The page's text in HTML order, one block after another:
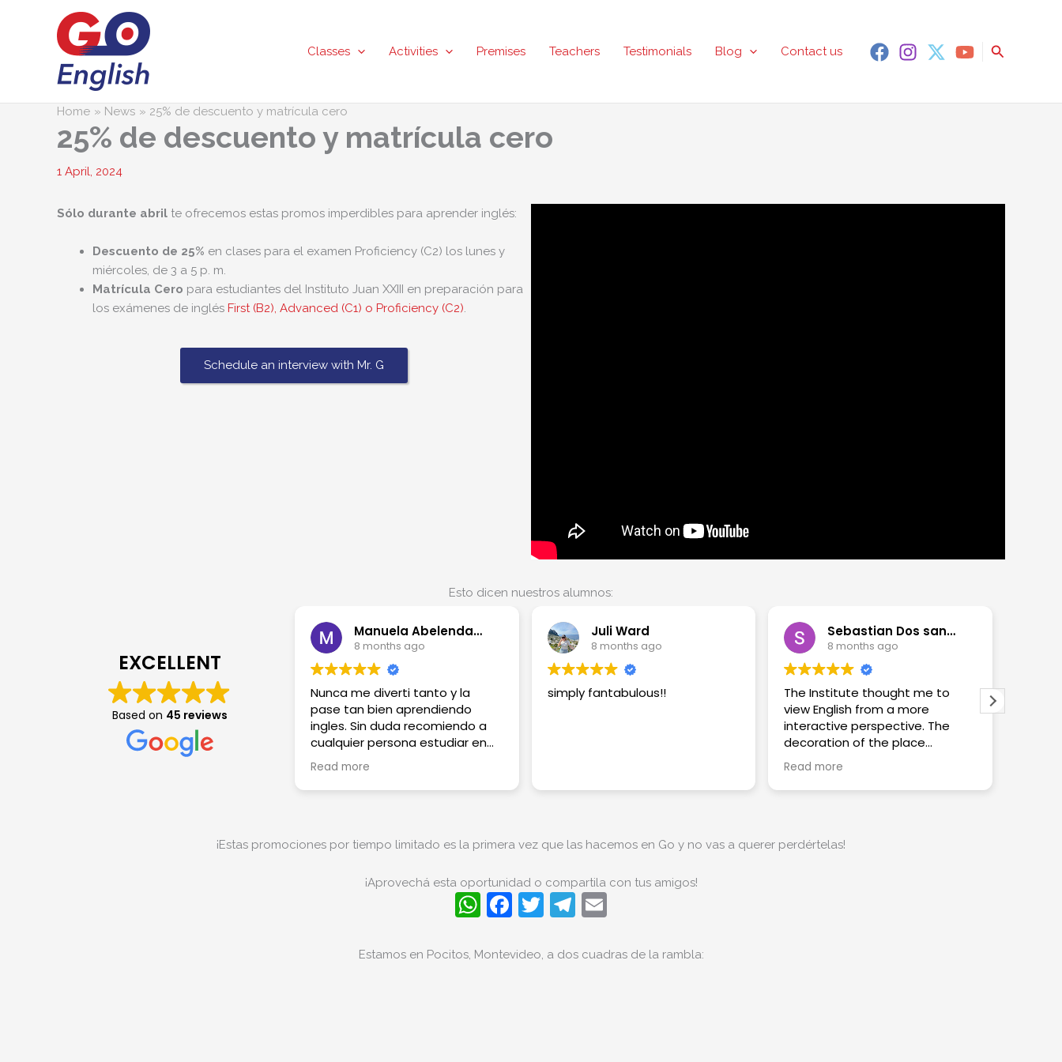
Classes Activities Premises Teachers Testimonials Blog Contact us Search
Home News 25% de descuento y matrícula cero
25% de descuento y matrícula cero
1 April, 2024
Sólo durante abril te ofrecemos estas promos imperdibles para aprender inglés:
Descuento de 25% en clases para el examen Proficiency (C2) los lunes y
miércoles, de 3 a 5 p. m.
Matrícula Cero para estudiantes del Instituto Juan XXIII en preparación para
los exámenes de inglés First (B2), Advanced (C1) o Proficiency (C2).
Schedule an interview with Mr. G
Esto dicen nuestros alumnos:
EXCELLENT
Based on 45 reviews
Manuela Abelenda Iroldi
8 months ago
Nunca me diverti tanto y la
pase tan bien aprendiendo
ingles. Sin duda recomiendo a
cualquier persona estudiar en
Go English, no se van a
arrepentir!
Read more
Juli Ward
8 months ago
simply fantabulous!!
Sebastian Dos santos
8 months ago
The Institute thought me to
view English from a more
interactive perspective. The
decoration of the place
definitely makes a difference !
Read more
¡Estas promociones por tiempo limitado es la primera vez que las hacemos en Go y no vas a querer perdértelas!
¡Aprovechá esta oportunidad o compartila con tus amigos!
W
at
F
c
T
itt
T
e ai
Estamos en Pocitos, Montevideo, a dos cuadras de la rambla: